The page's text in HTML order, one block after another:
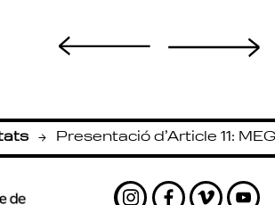
- Presentació d’Article 11: